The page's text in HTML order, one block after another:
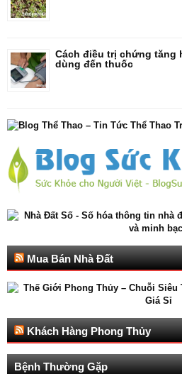
Cách điều trị chứng tăng
dùng đến thuốc
Mua Bán Nhà Đất
Khách Hàng Phong Thủy
Bệnh Thường Gặp